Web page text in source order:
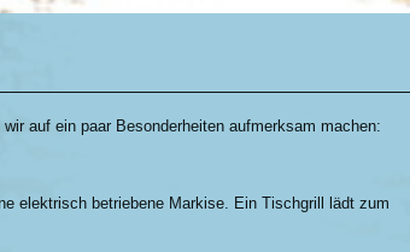
auf ein paar Besonderheiten aufmerksam machen:
elektrisch betriebene Markise. Ein Tischgrill lädt zum